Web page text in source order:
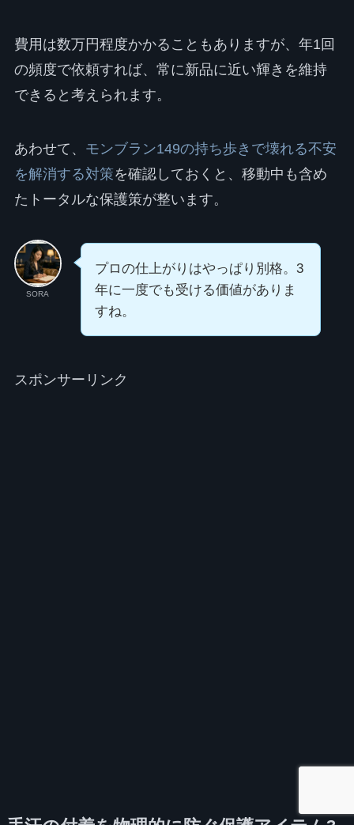
費用は数万円程度かかることもありますが、年1回
の頻度で依頼すれば、常に新品に近い輝きを維持
できると考えられます。
あわせて、 モンブラン149の持ち歩きで壊れる不安
を解消する対策を確認しておくと、移動中も含め
たトータルな保護策が整います。
SORA
プロの仕上がりはやっぱり別格。3
年に一度でも受ける価値がありま
すね。
スポンサーリンク